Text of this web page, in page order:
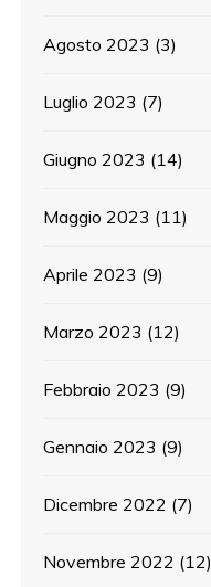
Agosto 2023 (3)
Luglio 2023 (7)
Giugno 2023 (14)
Maggio 2023 (11)
Aprile 2023 (9)
Marzo 2023 (12)
Febbraio 2023 (9)
Gennaio 2023 (9)
Dicembre 2022 (7)
Novembre 2022 (12)